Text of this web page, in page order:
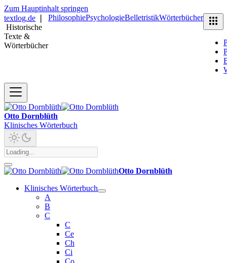
Zum Hauptinhalt springen
textlog.de
Historische
Texte &
Wörterbücher
PhilosophiePsychologieBelletristikWörterbücher
Otto Dornblüth
Klinisches Wörterbuch
Otto Dornblüth
Klinisches Wörterbuch
A
B
C
C
Ce
Ch
Ci
Co